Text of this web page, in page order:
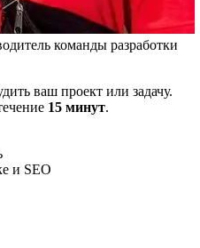
команды разработки
ваш проект или задачу.
15 минут.
и SEO